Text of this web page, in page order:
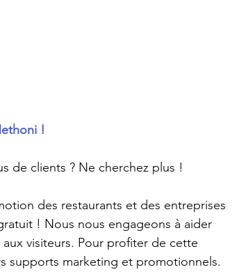
!
de clients ? Ne cherchez plus !
des restaurants et des entreprises
! Nous nous engageons à aider
visiteurs. Pour profiter de cette
supports marketing et promotionnels.